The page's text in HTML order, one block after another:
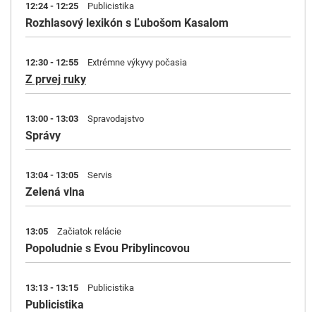
12:24 - 12:25 Publicistika
Rozhlasový lexikón s Ľubošom Kasalom
12:30 - 12:55 Extrémne výkyvy počasia
Z prvej ruky
13:00 - 13:03 Spravodajstvo
Správy
13:04 - 13:05 Servis
Zelená vlna
13:05 Začiatok relácie
Popoludnie s Evou Pribylincovou
13:13 - 13:15 Publicistika
Publicistika